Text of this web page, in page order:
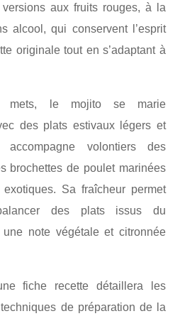
aux fruits rouges, à la
alcool, qui conservent l’esprit
originale tout en s’adaptant à
mets, le mojito se marie
des plats estivaux légers et
accompagne volontiers des
brochettes de poulet marinées
Sa fraîcheur permet
des plats issus du
une note végétale et citronnée
fiche recette détaillera les
de préparation de la